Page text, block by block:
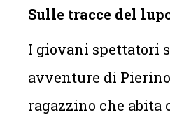
Sulle tracce del
I giovani spettatori
avventure di
ragazzino che abita